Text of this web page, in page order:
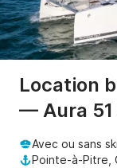
Location
— Aura 51
Avec ou sans
Pointe-à-Pitre,